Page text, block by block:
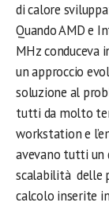
di calore
Quando AMD e
MHz conduceva
un approccio
soluzione al
tutti da molto
workstation e
avevano tutti un
scalabilità delle
calcolo inserite